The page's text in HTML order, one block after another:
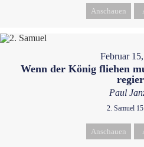
Anschauen
Februar
Wenn der König fliehen
Paul
2. Samuel
Anschauen